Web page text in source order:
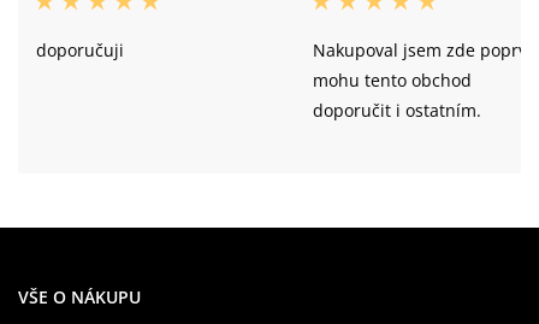
doporučuji
Nakupoval jsem zde
mohu tento obchod
doporučit i ostatním.
VŠE O NÁKUPU